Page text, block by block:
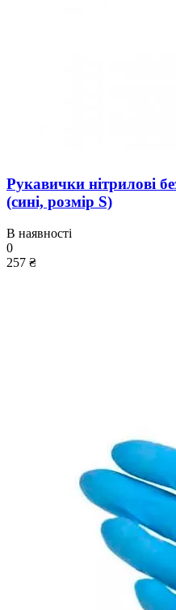
Рукавички нітрилові
(сині, розмір S)
В наявності
0
257 ₴